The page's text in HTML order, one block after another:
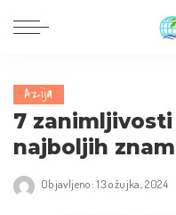
Azija
7 zanimljivosti
najboljih
Objavljeno: 13 ožujka, 2024